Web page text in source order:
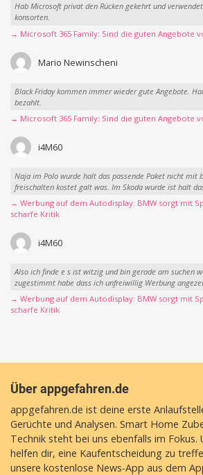
Hab Microsoft privat den Rücken gekehrt und
konsorten.
→ Microsoft 365 Family: Sind die guten Angebote
Mario Newinscheni
Black Friday kommen immer wieder gute Angebote.
bezahlt.
→ Microsoft 365 Family: Sind die guten Angebote
i4M60
Naja im Polo wurde halt das passende Paket nicht mit
freischalten kostet galt was. Im Skoda wurde ist halt
→ Werbung auf dem Autodisplay: BMW sorgt mit
scharfe Kritik
i4M60
Also ich finde e s ist witzig und bin gerade am suchen
zugestimmt habe dass ich unfreiwillig Werbung
→ Werbung auf dem Autodisplay: BMW sorgt mit
scharfe Kritik
Über appgefahren.de
appgefahren.de ist deine erste
Gerüchte und Analysen. Smart Home
Technik steht bei uns ebenfalls im Fokus.
helfen dir, eine Kaufentscheidung zu
unsere kostenlose News-App aus dem